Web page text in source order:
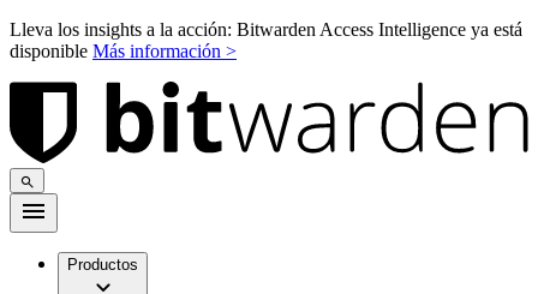
Lleva los insights a la acción: Bitwarden Access Intelligence ya está
disponible Más información >
Productos